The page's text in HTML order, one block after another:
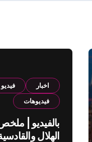
اخبار
فيديو
فيديوهات
بالفيديو |